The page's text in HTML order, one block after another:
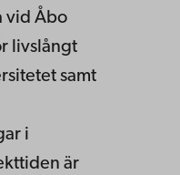
vid Åbo
livslångt
samt
i
är